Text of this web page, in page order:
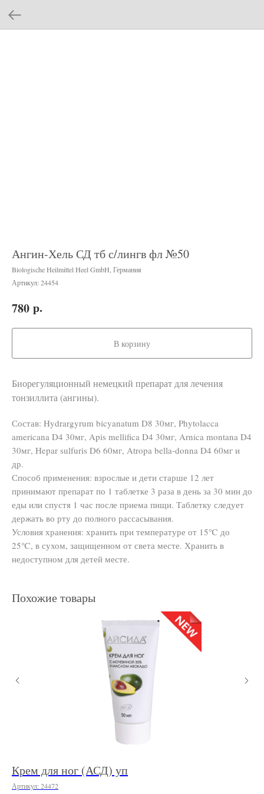
Ангин-Хель СД тб с/лингв фл №50
Biologische Heilmittel Heel GmbH, Германия
Артикул: 24454
780 р.
В корзину
Биорегуляционный немецкий препарат для лечения
тонзиллита (ангины).
Состав: Hydrargyrum bicyanatum D8 30мг, Phytolacca
americana D4 30мг, Apis mellifica D4 30мг, Arnica montana D4
30мг, Hepar sulfuris D6 60мг, Atropa bella-donna D4 60мг и
др.
Способ применения: взрослые и дети старше 12 лет
принимают препарат по 1 таблетке 3 раза в день за 30 мин до
еды или спустя 1 час после приема пищи. Таблетку следует
держать во рту до полного рассасывания.
Условия хранения: хранить при температуре от 15℃ до
25℃, в сухом, защищенном от света месте. Хранить в
недоступном для детей месте.
Похожие товары
Крем для ног (АСД) уп
Артикул: 24472